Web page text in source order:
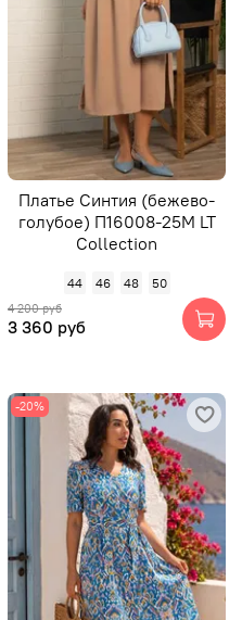
Платье Синтия (бежево-
голубое) П16008-25М LT
Collection
44 46 48 50
4 200 руб
3 360 руб
-20%